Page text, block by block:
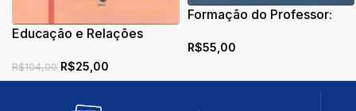
Educação e Relações
Historicidade
R$104,00 R$25,00
Formação do Professor:
– Livro de Bolso
R$55,00